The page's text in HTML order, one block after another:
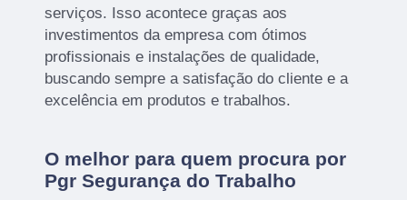
serviços. Isso acontece graças aos
investimentos da empresa com ótimos
profissionais e instalações de qualidade,
buscando sempre a satisfação do cliente e a
excelência em produtos e trabalhos.
O melhor para quem procura por
Pgr Segurança do Trabalho